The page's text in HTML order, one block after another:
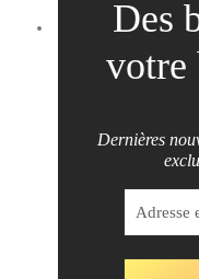
Des
votre
Dernières